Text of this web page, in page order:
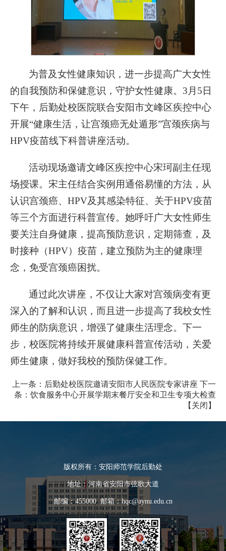
为普及女性健康知识，进一步提高广大女性
的自我预防和保健意识，守护女性健康。3月5日
下午，后勤处校医院联合安阳市文峰区疾控中心
开展“健康生活，让宫颈癌无处遁形”宫颈疾病与
HPV疫苗线下科普讲座活动。
活动现场邀请文峰区疾控中心宋珂副主任现
场授课。宋主任结合实例用通俗易懂的方法，从
认识宫颈癌、HPV及其感染特征、关于HPV疫苗
等三个方面进行科普宣传。她呼吁广大女性师生
要关注自身健康，提高预防意识，定期筛查，及
时接种（HPV）疫苗，建立预防为主的健康理
念，免受宫颈癌困扰。
通过此次讲座，不仅让大家对宫颈病变有更
深入的了解和认识，而且进一步提高了我校女性
师生的防病意识，增强了健康生活理念。下一
步，校医院将持续开展健康科普宣传活动，关爱
师生健康，做好我校的预防保健工作。
上一条： 后勤处校医院邀请安阳市人民医院专家讲座 下一
条： 饮食服务中心开展学期末餐厅安全和卫生专项大检查
【 关闭 】
版权所有：安阳师范学院后勤处
地址：河南省安阳市弦歌大道
邮编：455000 邮箱：hqc@aynu.edu.cn